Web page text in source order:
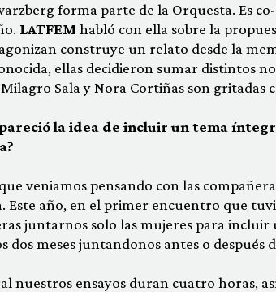
forma parte de la Orquesta. Es
LATFEM habló con ella sobre la
construye un relato desde la
ellas decidieron sumar distintos
Milagro Sala y Nora Cortiñas son gritadas
la idea de incluir un tema
veniamos pensando con las
Este año, en el primer encuentro que
juntarnos solo las mujeres para
dos meses juntandonos antes o después
nuestros ensayos duran cuatro horas,